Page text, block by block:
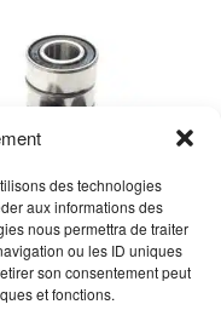
des technologies
aux informations des
nous permettra de traiter
ou les ID uniques
son consentement peut
et fonctions.
sheave bearing